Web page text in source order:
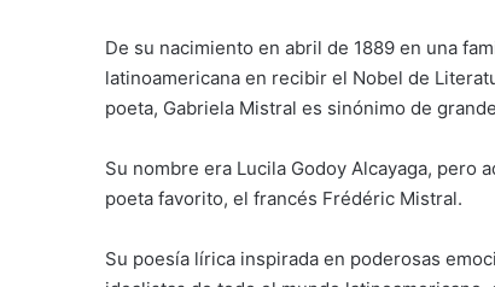
De su nacimiento en abril de 1889 en una
latinoamericana en recibir el Nobel de
poeta, Gabriela Mistral es sinónimo de
Su nombre era Lucila Godoy Alcayaga, pero
poeta favorito, el francés Frédéric Mistral.
Su poesía lírica inspirada en poderosas